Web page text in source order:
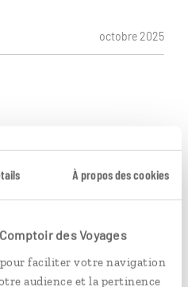
À propos des cookies
des Voyages
faciliter votre navigation
audience et la pertinence
mer. Nous avons adoré !
grâce aux livres et à
d’urgence au cas
Le fait d’avoir un
Bref, c’était un très
octobre 2025
octobre 2025
GRANGE, publié le 02/09/2025